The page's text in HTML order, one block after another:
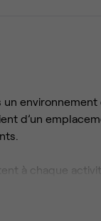
d’un
à chaque
et